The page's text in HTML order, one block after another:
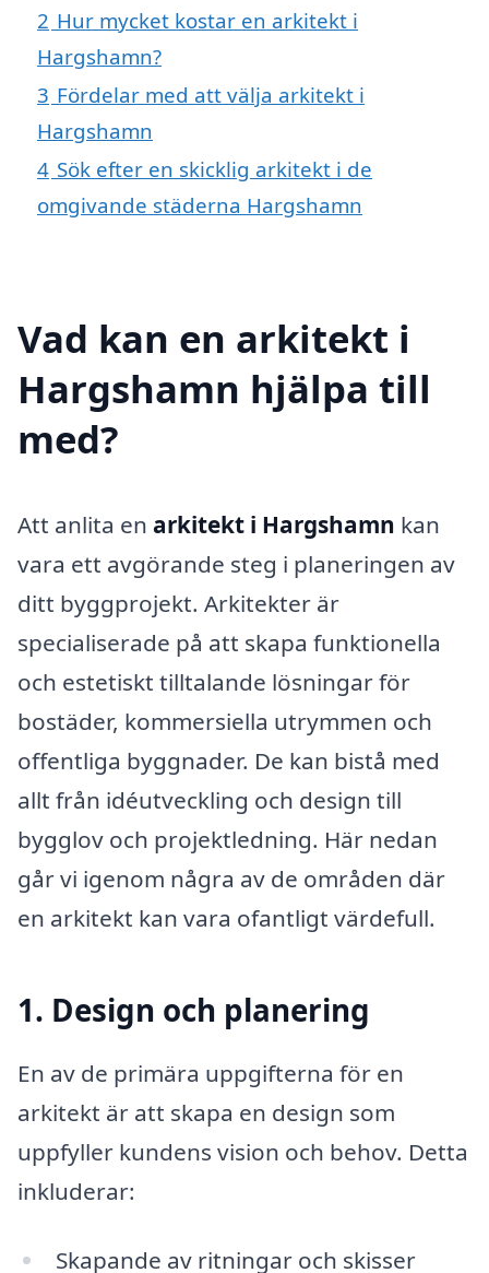
2 Hur mycket kostar en arkitekt i
Hargshamn?
3 Fördelar med att välja arkitekt i
Hargshamn
4 Sök efter en skicklig arkitekt i de
omgivande städerna Hargshamn
Vad kan en arkitekt i
Hargshamn hjälpa till
med?
Att anlita en arkitekt i Hargshamn kan
vara ett avgörande steg i planeringen av
ditt byggprojekt. Arkitekter är
specialiserade på att skapa funktionella
och estetiskt tilltalande lösningar för
bostäder, kommersiella utrymmen och
offentliga byggnader. De kan bistå med
allt från idéutveckling och design till
bygglov och projektledning. Här nedan
går vi igenom några av de områden där
en arkitekt kan vara ofantligt värdefull.
1. Design och planering
En av de primära uppgifterna för en
arkitekt är att skapa en design som
uppfyller kundens vision och behov. Detta
inkluderar:
Skapande av ritningar och skisser